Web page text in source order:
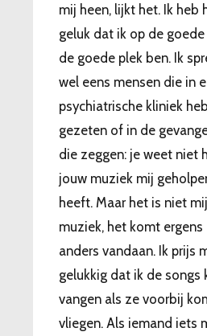
mij heen, lijkt het. Ik heb
geluk dat ik op de
de goede plek ben. Ik
wel eens mensen die in
psychiatrische kliniek
gezeten of in de
die zeggen: je weet niet
jouw muziek mij
heeft. Maar het is niet
muziek, het komt ergens
anders vandaan. Ik prijs
gelukkig dat ik de songs
vangen als ze voorbij
vliegen. Als iemand iets